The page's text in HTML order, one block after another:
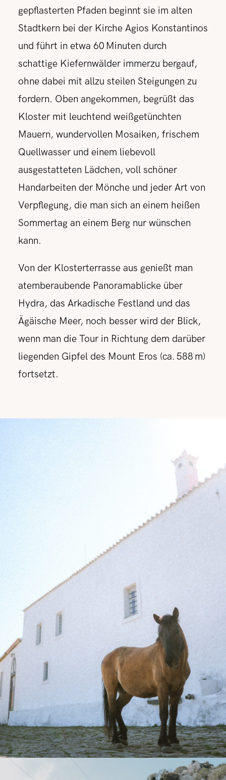
gepflasterten Pfaden beginnt sie im alten
Stadtkern bei der Kirche Agios Konstantinos
und führt in etwa 60 Minuten durch
schattige Kiefernwälder immerzu bergauf,
ohne dabei mit allzu steilen Steigungen zu
fordern. Oben angekommen, begrüßt das
Kloster mit leuchtend weißgetünchten
Mauern, wundervollen Mosaiken, frischem
Quellwasser und einem liebevoll
ausgestatteten Lädchen, voll schöner
Handarbeiten der Mönche und jeder Art von
Verpflegung, die man sich an einem heißen
Sommertag an einem Berg nur wünschen
kann.
Von der Klosterterrasse aus genießt man
atemberaubende Panoramablicke über
Hydra, das Arkadische Festland und das
Ägäische Meer, noch besser wird der Blick,
wenn man die Tour in Richtung dem darüber
liegenden Gipfel des Mount Eros (ca. 588 m)
fortsetzt.